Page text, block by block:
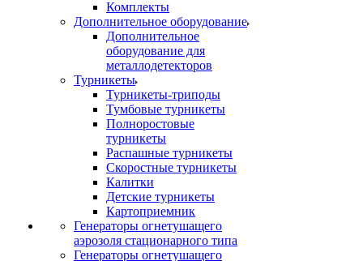
Комплекты
Дополнительное оборудование
Дополнительное
оборудование для
металлодетекторов
Турникеты
Турникеты-триподы
Тумбовые турникеты
Полноростовые
турникеты
Распашные турникеты
Скоростные турникеты
Калитки
Детские турникеты
Картоприемник
Генераторы огнетушащего
аэрозоля стационарного типа
Генераторы огнетушащего